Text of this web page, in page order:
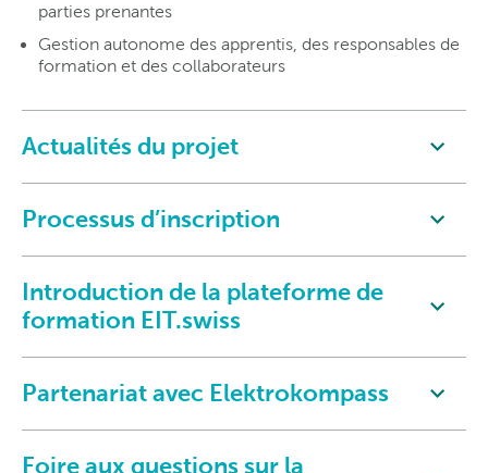
parties prenantes
Gestion autonome des apprentis, des responsables de
formation et des collaborateurs
Actualités du projet
Processus d’inscription
Introduction de la plateforme de
formation EIT.swiss
Partenariat avec Elektrokompass
Foire aux questions sur la